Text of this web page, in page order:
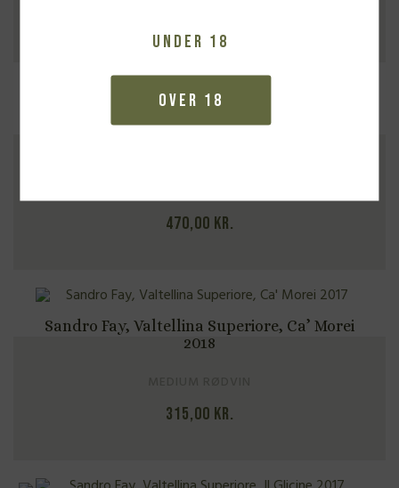
470,00 kr.
Sandro Fay, Valtellina Superiore, Ca’ Morei
2018
315,00 kr.
Under 18
Over 18